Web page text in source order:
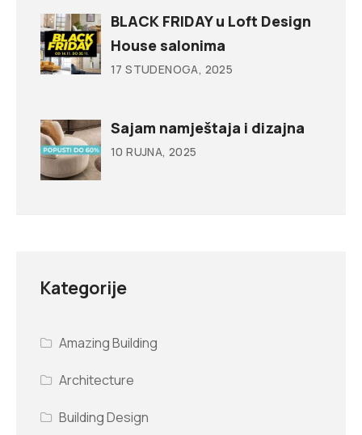
BLACK FRIDAY u Loft Design
House salonima
17 STUDENOGA, 2025
Sajam namještaja i dizajna
10 RUJNA, 2025
Kategorije
Amazing Building
Architecture
Building Design